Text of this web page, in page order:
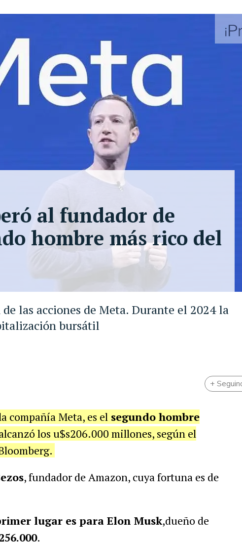
las acciones de Meta. Durante el 2024 la
bursátil
al fundador de
hombre más rico del
+
compañía Meta, es elsegundo hombre
los u$s206.000 millones, según el
, fundador de Amazon, cuya fortuna es de
lugar es para Elon Musk,dueño de
.